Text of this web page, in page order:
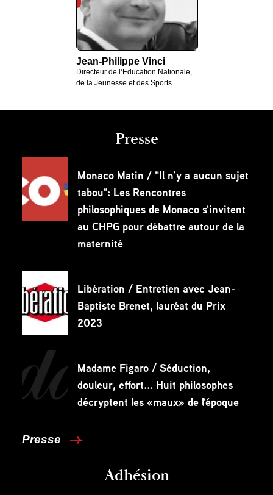
Jean-Philippe Vinci
Directeur de l’Education Nationale,
de la Jeunesse et des Sports
Presse
Monaco Matin / "Il n’y a aucun sujet
tabou": Les Rencontres
philosophiques de Monaco s'invitent
au CHPG pour débattre autour de la
maternité
Libération / Entretien avec Jean-
Baptiste Brenet, lauréat du Prix
2023
Madame Figaro / Séduction,
douleur, effort... Huit philosophes
décryptent les «maux» de l'époque
Presse
Adhésion